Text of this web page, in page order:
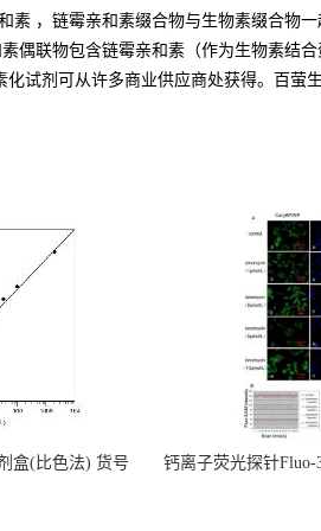
素 ，链霉亲和素缀合物与生物素缀合
偶联物包含链霉亲和素（作为生物素结
试剂可从许多商业供应商处获得。百萤
盒(比色法) 货号
钙离子荧光探针Fluo-